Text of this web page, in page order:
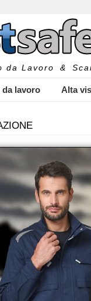
da Lavoro &
lavoro Alta